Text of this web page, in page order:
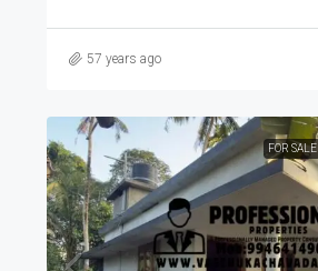
57 years ago
FOR SALE